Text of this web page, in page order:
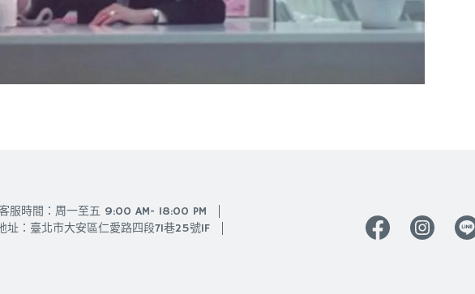
服時間：周一至五 9:00 AM- 18:00 PM
址：臺北市大安區仁愛路四段71巷25號1F